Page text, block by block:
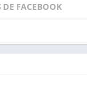
FACEBOOK